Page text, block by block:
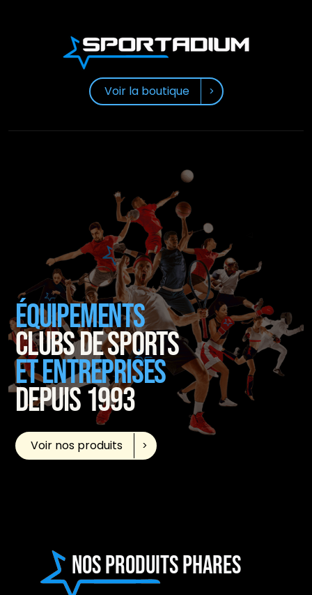
Voir la boutique
ÉQUIPEMENTS
CLUBS DE SPORTS
ET ENTREPRISES
DEPUIS 1993
Voir nos produits
Nos produits phares